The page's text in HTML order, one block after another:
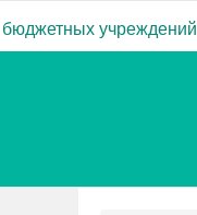
учреждений